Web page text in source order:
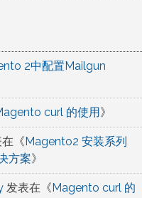
2中配置Mailgun
curl 的使用》
《Magento2 安装系列
方案》
发表在《Magento curl 的